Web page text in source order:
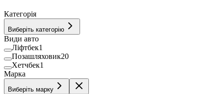
Категорія
Виберіть категорію
Види авто
Ліфтбек1
Позашляховик20
Хетчбек1
Марка
Виберіть марку